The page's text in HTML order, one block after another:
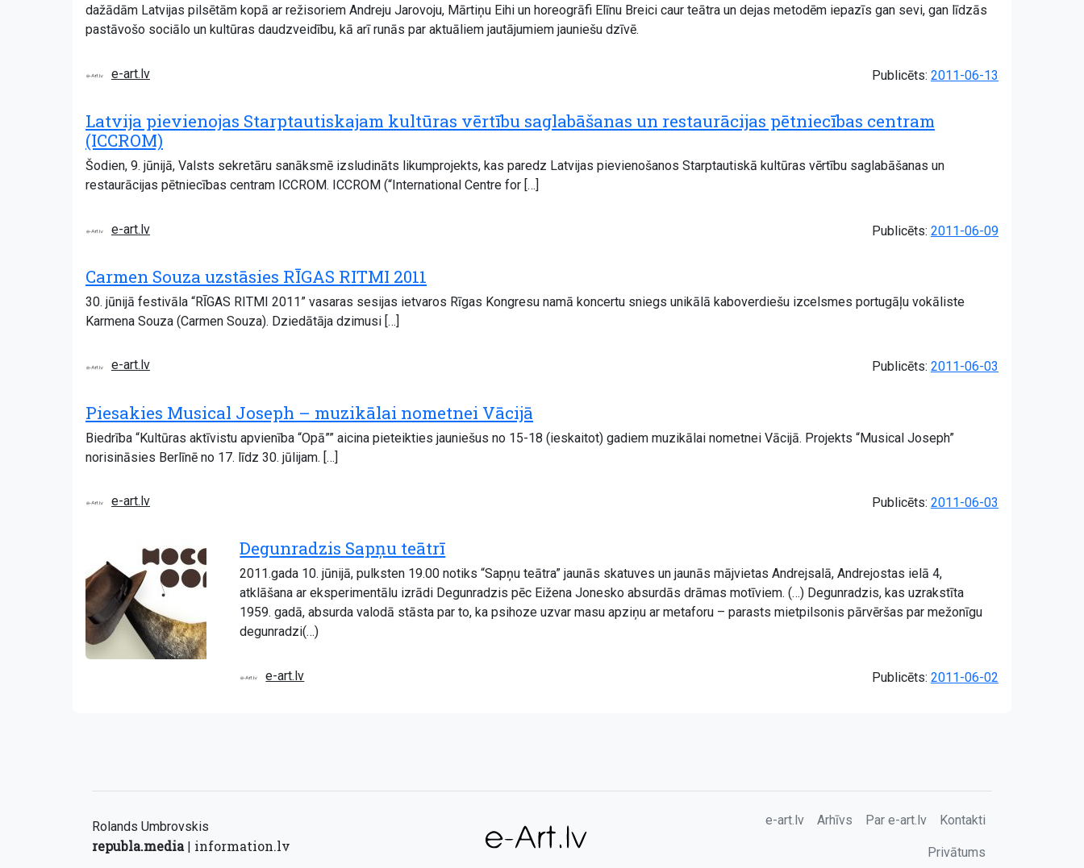
dažādām Latvijas pilsētām kopā ar režisoriem Andreju Jarovoju, Mārtiņu Eihi un horeogrāfi Elīnu Breici caur teātra un dejas metodēm iepazīs gan sevi, gan līdzās
pastāvošo sociālo un kultūras daudzveidību, kā arī runās par aktuāliem jautājumiem jauniešu dzīvē.
e-art.lv Publicēts: 2011-06-13
Latvija pievienojas Starptautiskajam kultūras vērtību saglabāšanas un restaurācijas pētniecības centram
(ICCROM)
Šodien, 9. jūnijā, Valsts sekretāru sanāksmē izsludināts likumprojekts, kas paredz Latvijas pievienošanos Starptautiskā kultūras vērtību saglabāšanas un
restaurācijas pētniecības centram ICCROM. ICCROM (“International Centre for […]
e-art.lv Publicēts: 2011-06-09
Carmen Souza uzstāsies RĪGAS RITMI 2011
30. jūnijā festivāla “RĪGAS RITMI 2011” vasaras sesijas ietvaros Rīgas Kongresu namā koncertu sniegs unikālā kaboverdiešu izcelsmes portugāļu vokāliste
Karmena Souza (Carmen Souza). Dziedātāja dzimusi […]
e-art.lv Publicēts: 2011-06-03
Piesakies Musical Joseph – muzikālai nometnei Vācijā
Biedrība “Kultūras aktīvistu apvienība “Opā”” aicina pieteikties jauniešus no 15-18 (ieskaitot) gadiem muzikālai nometnei Vācijā. Projekts “Musical Joseph”
norisināsies Berlīnē no 17. līdz 30. jūlijam. […]
e-art.lv Publicēts: 2011-06-03
Degunradzis Sapņu teātrī
2011.gada 10. jūnijā, pulksten 19.00 notiks “Sapņu teātra” jaunās skatuves un jaunās mājvietas Andrejsalā, Andrejostas ielā 4,
atklāšana ar eksperimentālu izrādi Degunradzis pēc Eižena Jonesko absurdās drāmas motīviem. (…) Degunradzis, kas uzrakstīta
1959. gadā, absurda valodā stāsta par to, ka psihoze uzvar masu apziņu ar metaforu – parasts mietpilsonis pārvēršas par mežonīgu
degunradzi(…)
e-art.lv Publicēts: 2011-06-02
Rolands Umbrovskis
republa.media| information.lv
e-art.lv Arhīvs Par e-art.lv Kontakti
Privātums